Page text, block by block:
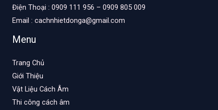
Điện Thoại : 0909 111 956 – 0909 805 009
Email : cachnhietdonga@gmail.com
Menu
Trang Chủ
Giới Thiệu
Vật Liệu Cách Âm
Thi công cách âm